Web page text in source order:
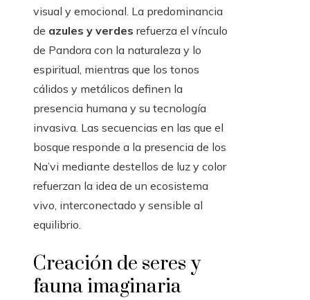
visual y emocional. La predominancia
de azules y verdes refuerza el vínculo
de Pandora con la naturaleza y lo
espiritual, mientras que los tonos
cálidos y metálicos definen la
presencia humana y su tecnología
invasiva. Las secuencias en las que el
bosque responde a la presencia de los
Na’vi mediante destellos de luz y color
refuerzan la idea de un ecosistema
vivo, interconectado y sensible al
equilibrio.
Creación de seres y
fauna imaginaria